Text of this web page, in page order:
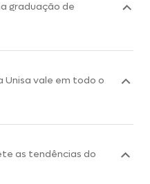
graduação de
Unisa vale em todo o
as tendências do